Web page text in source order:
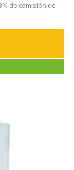
de comisión de